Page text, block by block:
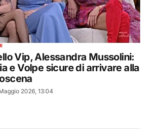
Vip, Alessandra Mussolini:
e Volpe sicure di arrivare alla
2026, 13:04